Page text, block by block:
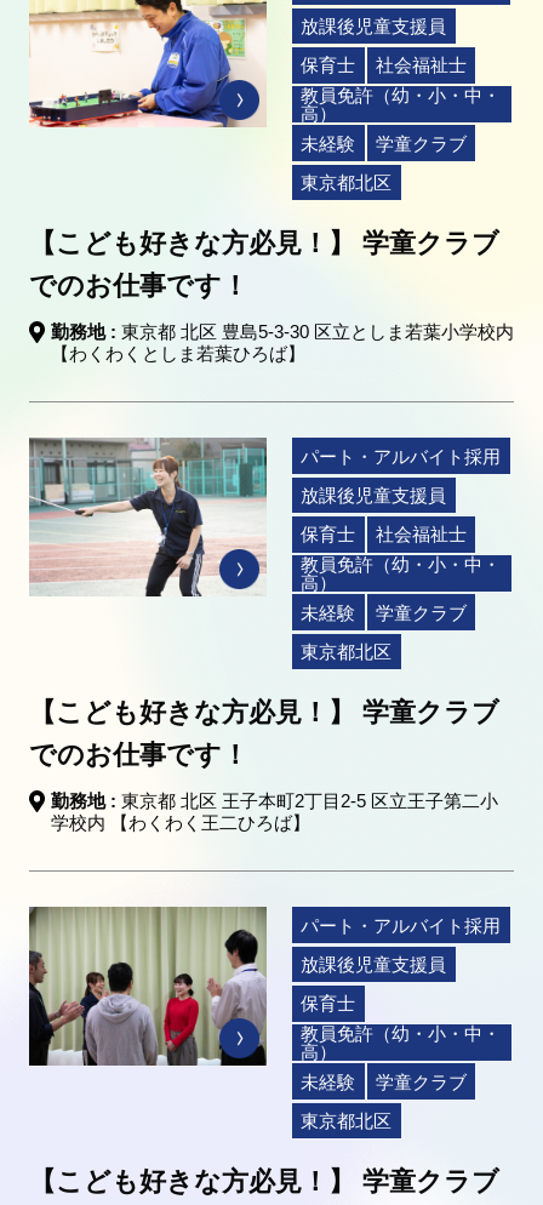
放課後児童支援員
保育士
社会福祉士
教員免許（幼・小・中・
高）
未経験
学童クラブ
東京都北区
【こども好きな方必見！】 学童クラブ
でのお仕事です！
勤務地 : 東京都 北区 豊島5-3-30 区立としま若葉小学校内
【わくわくとしま若葉ひろば】
パート・アルバイト採用
放課後児童支援員
保育士
社会福祉士
教員免許（幼・小・中・
高）
未経験
学童クラブ
東京都北区
【こども好きな方必見！】 学童クラブ
でのお仕事です！
勤務地 : 東京都 北区 王子本町2丁目2-5 区立王子第二小
学校内 【わくわく王二ひろば】
パート・アルバイト採用
放課後児童支援員
保育士
教員免許（幼・小・中・
高）
未経験
学童クラブ
東京都北区
【こども好きな方必見！】 学童クラブ